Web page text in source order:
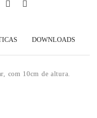
DOWNLOADS
com 10cm de altura.